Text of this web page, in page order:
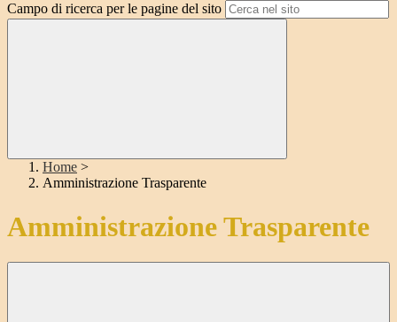
Campo di ricerca per le pagine del sito
Home >
Amministrazione Trasparente
Amministrazione Trasparente